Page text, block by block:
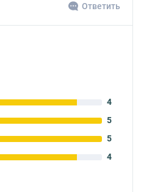
Ответить
4
5
5
4